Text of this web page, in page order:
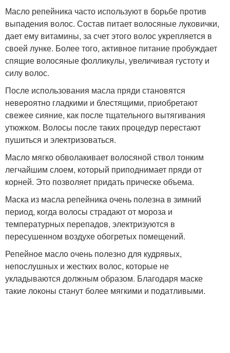
Масло репейника часто используют в борьбе против
выпадения волос. Состав питает волосяные луковички,
дает ему витамины, за счет этого волос укрепляется в
своей лунке. Более того, активное питание пробуждает
спящие волосяные фолликулы, увеличивая густоту и
силу волос.
После использования масла пряди становятся
невероятно гладкими и блестящими, приобретают
свежее сияние, как после тщательного вытягивания
утюжком. Волосы после таких процедур перестают
пушиться и электризоваться.
Масло мягко обволакивает волосяной ствол тонким
легчайшим слоем, который приподнимает пряди от
корней. Это позволяет придать прическе объема.
Маска из масла репейника очень полезна в зимний
период, когда волосы страдают от мороза и
температурных перепадов, электризуются в
пересушенном воздухе обогретых помещений.
Репейное масло очень полезно для кудрявых,
непослушных и жестких волос, которые не
укладываются должным образом. Благодаря маске
такие локоны станут более мягкими и податливыми.